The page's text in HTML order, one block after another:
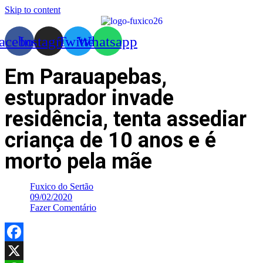
Skip to content
InstagramTwitterWhatsapp
Em Parauapebas,
estuprador invade
residência, tenta assediar
criança de 10 anos e é
morto pela mãe
Fuxico do Sertão
09/02/2020
Fazer Comentário
Facebook